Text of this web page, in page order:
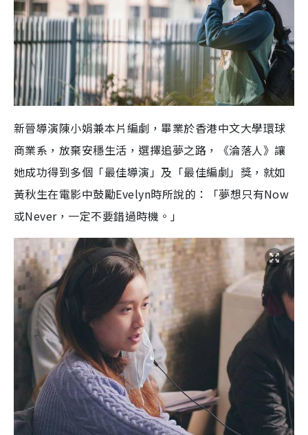
新晉導演陳小娟兼本片編劇，畢業於香港中文大學環球
商業系，放棄安穩生活，選擇追夢之路，《淪落人》讓
她成功得到多個「最佳導演」及「最佳編劇」獎，就如
黃秋生在電影中鼓勵Evelyn時所說的：「夢想只有Now
或Never，一定不要錯過時機。」